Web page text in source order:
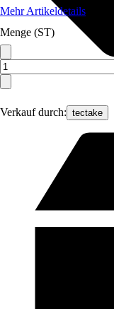
Verkauf durch: tectake
Mehr Artikeldetails
Menge (ST)